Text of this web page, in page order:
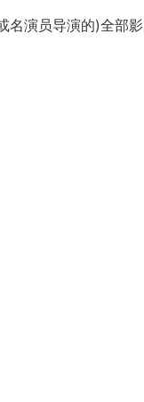
名演员导演的)全部